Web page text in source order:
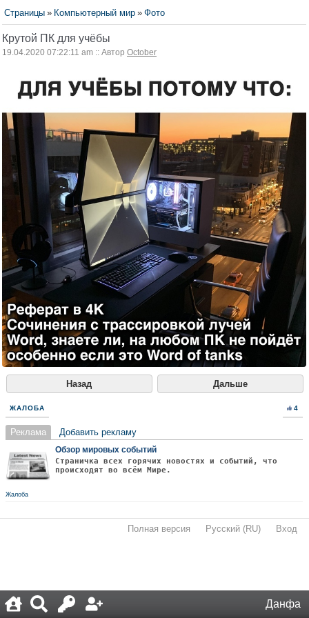
Данфа
Страницы » Компьютерный мир » Фото
Крутой ПК для учёбы
19.04.2020 07:22:11 am :: Автор October
Назад Дальше
ЖАЛОБА 4
Реклама Добавить рекламу
Обзор мировых событий
Страничка всех горячих новостях и событий, что
происходят во всём Мире.
Жалоба
Полная версия Русский (RU) Вход